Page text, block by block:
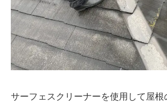
サーフェスクリーナーを使用して屋根